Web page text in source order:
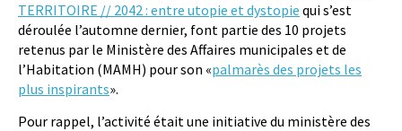
TERRITOIRE // 2042 : entre utopie et dystopie qui s’est
déroulée l’automne dernier, font partie des 10 projets
retenus par le Ministère des Affaires municipales et de
l’Habitation (MAMH) pour son «palmarès des projets les
plus inspirants».
Pour rappel, l’activité était une initiative du ministère des